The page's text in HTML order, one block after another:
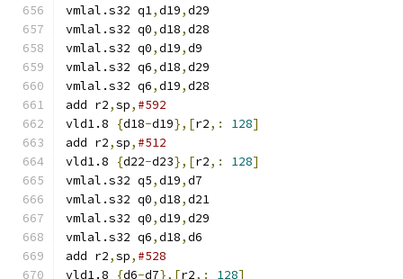
vmlal.s32 q1,d19,d29
vmlal.s32 q0,d18,d28
vmlal.s32 q0,d19,d9
vmlal.s32 q6,d18,d29
vmlal.s32 q6,d19,d28
add r2,sp, #592
vld1.8
{d18-d19},[r2,: 128]
add r2,sp, #512
vld1.8
{d22-d23},[r2,: 128]
vmlal.s32 q5,d19,d7
vmlal.s32 q0,d18,d21
vmlal.s32 q0,d19,d29
vmlal.s32 q6,d18,d6
add r2,sp, #528
vld1.8
{d6-d7},[r2,: 128]